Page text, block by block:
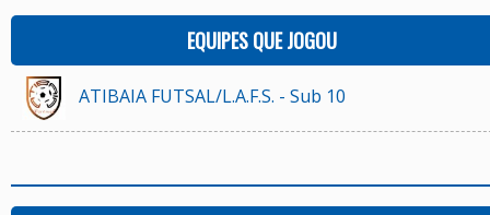
EQUIPES QUE JOGOU
ATIBAIA FUTSAL/L.A.F.S. - Sub 10